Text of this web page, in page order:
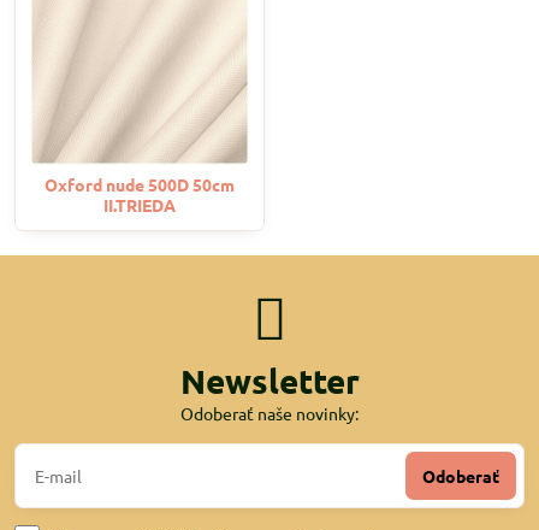
Oxford nude 500D 50cm
II.TRIEDA
Newsletter
Odoberať naše novinky:
Odoberať